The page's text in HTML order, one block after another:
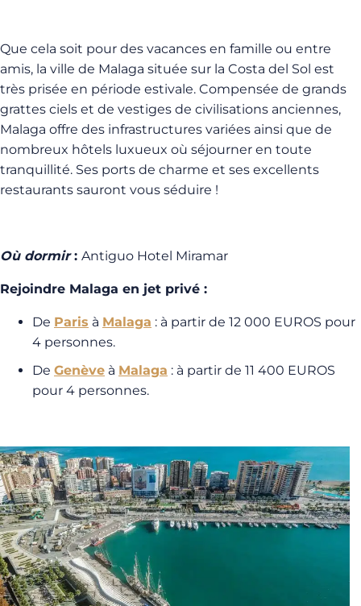
Que cela soit pour des vacances en famille ou entre
amis, la ville de Malaga située sur la Costa del Sol est
très prisée en période estivale. Compensée de grands
grattes ciels et de vestiges de civilisations anciennes,
Malaga offre des infrastructures variées ainsi que de
nombreux hôtels luxueux où séjourner en toute
tranquillité. Ses ports de charme et ses excellents
restaurants sauront vous séduire !
Où dormir: Antiguo Hotel Miramar
Rejoindre Malaga en jet privé :
De Paris à Malaga : à partir de 12 000 EUROS pour
4 personnes.
De Genève à Malaga : à partir de 11 400 EUROS
pour 4 personnes.